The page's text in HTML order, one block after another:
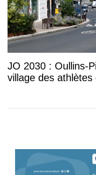
JO 2030 : Oullins-
village des